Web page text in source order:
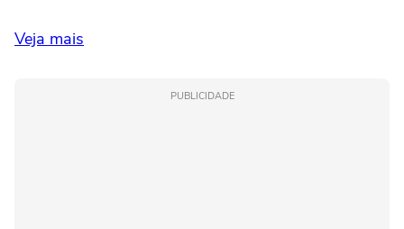
Veja mais
PUBLICIDADE